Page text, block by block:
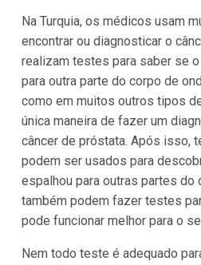
Na Turquia, os médicos usam
encontrar ou diagnosticar o
realizam testes para saber se
para outra parte do corpo de
como em muitos outros tipos
única maneira de fazer um
câncer de próstata. Após isso,
podem ser usados para
espalhou para outras partes do
também podem fazer testes
pode funcionar melhor para o
Nem todo teste é adequado